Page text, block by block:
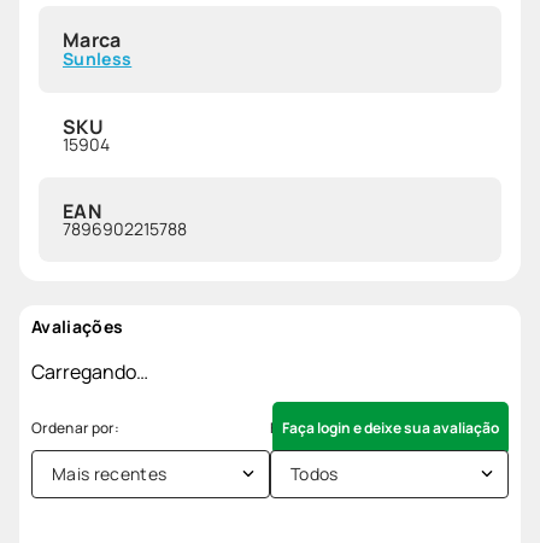
Marca
Sunless
SKU
15904
EAN
7896902215788
Avaliações
Carregando…
Faça login e deixe sua avaliação
Mais recentes Todos